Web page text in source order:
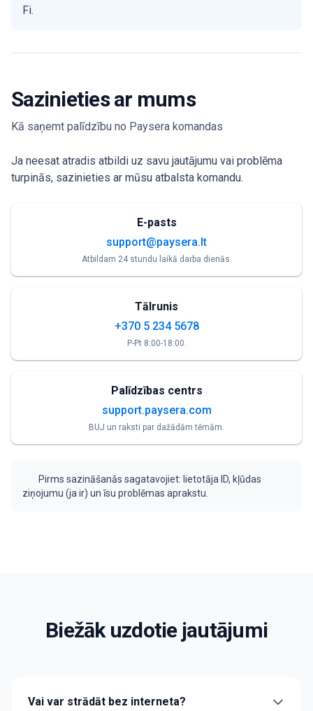
Fi.
Sazinieties ar mums
Kā saņemt palīdzību no Paysera komandas
Ja neesat atradis atbildi uz savu jautājumu vai problēma
turpinās, sazinieties ar mūsu atbalsta komandu.
E-pasts
support@paysera.lt
Atbildam 24 stundu laikā darba dienās.
Tālrunis
+370 5 234 5678
P-Pt 8:00-18:00.
Palīdzības centrs
support.paysera.com
BUJ un raksti par dažādām tēmām.
Pirms sazināšanās sagatavojiet: lietotāja ID, kļūdas
ziņojumu (ja ir) un īsu problēmas aprakstu.
Biežāk uzdotie jautājumi
Vai var strādāt bez interneta?